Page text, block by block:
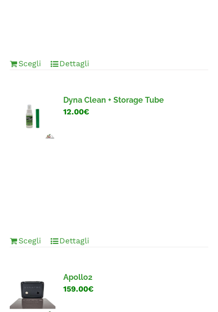
Scegli Dettagli
Dyna Clean + Storage Tube
12.00€
Scegli Dettagli
Apollo2
159.00€